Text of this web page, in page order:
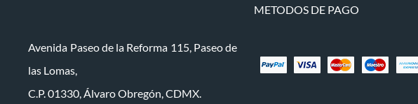
Avenida Paseo de la Reforma 115, Paseo de
las Lomas,
C.P. 01330, Álvaro Obregón, CDMX.
METODOS DE PAGO